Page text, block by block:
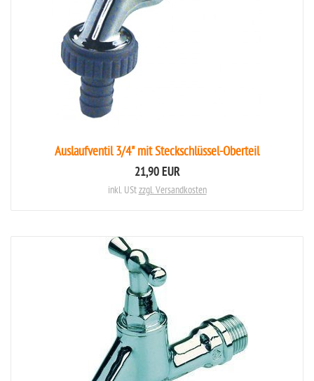
Auslaufventil 3/4" mit Steckschlüssel-Oberteil
21,90 EUR
inkl. UStzzgl. Versandkosten